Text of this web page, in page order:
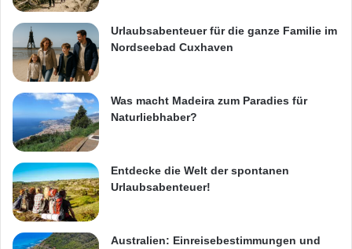
Urlaubsabenteuer für die ganze Familie im
Nordseebad Cuxhaven
Was macht Madeira zum Paradies für
Naturliebhaber?
Entdecke die Welt der spontanen
Urlaubsabenteuer!
Australien: Einreisebestimmungen und